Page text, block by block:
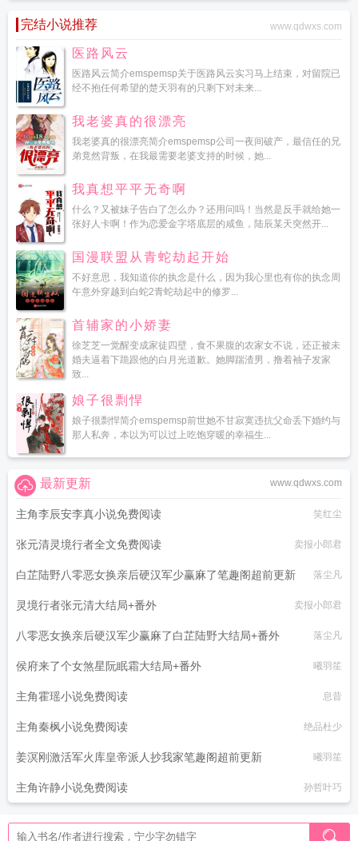
完结小说推荐 www.qdwxs.com
医路风云
医路风云简介emspemsp关于医路风云实习马上结束，对留院已
经不抱任何希望的楚天羽有的只剩下对未来...
我老婆真的很漂亮
我老婆真的很漂亮简介emspemsp公司一夜间破产，最信任的兄
弟竟然背叛，在我最需要老婆支持的时候，她...
我真想平平无奇啊
什么？又被妹子告白了怎么办？还用问吗！当然是反手就给她一
张好人卡啊！作为恋爱金字塔底层的咸鱼，陆辰某天突然开...
国漫联盟从青蛇劫起开始
不好意思，我知道你的执念是什么，因为我心里也有你的执念周
午意外穿越到白蛇2青蛇劫起中的修罗...
首辅家的小娇妻
徐芝芝一觉醒变成家徒四壁，食不果腹的农家女不说，还正被未
婚夫逼着下跪跟他的白月光道歉。她脚踹渣男，撸着袖子发家
致...
娘子很剽悍
娘子很剽悍简介emspemsp前世她不甘寂寞违抗父命丢下婚约与
那人私奔，本以为可以过上吃饱穿暖的幸福生...
www.qdwxs.com
最新更新
主角李辰安李真小说免费阅读 笑红尘
张元清灵境行者全文免费阅读 卖报小郎君
白芷陆野八零恶女换亲后硬汉军少赢麻了笔趣阁超前更新 落尘凡
灵境行者张元清大结局+番外 卖报小郎君
八零恶女换亲后硬汉军少赢麻了白芷陆野大结局+番外 落尘凡
侯府来了个女煞星阮眠霜大结局+番外 曦羽笙
主角霍瑶小说免费阅读 息昔
主角秦枫小说免费阅读 绝品杜少
姜溟刚激活军火库皇帝派人抄我家笔趣阁超前更新 曦羽笙
主角许静小说免费阅读 孙哲叶巧